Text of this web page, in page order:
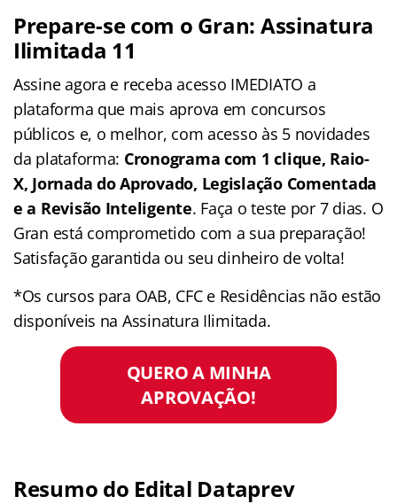
Prepare-se com o Gran: Assinatura
Ilimitada 11
Assine agora e receba acesso IMEDIATO a
plataforma que mais aprova em concursos
públicos e, o melhor, com acesso às 5 novidades
da plataforma: Cronograma com 1 clique, Raio-
X, Jornada do Aprovado, Legislação Comentada
e a Revisão Inteligente. Faça o teste por 7 dias. O
Gran está comprometido com a sua preparação!
Satisfação garantida ou seu dinheiro de volta!
*Os cursos para OAB, CFC e Residências não estão
disponíveis na Assinatura Ilimitada.
QUERO A MINHA
APROVAÇÃO!
Resumo do Edital Dataprev